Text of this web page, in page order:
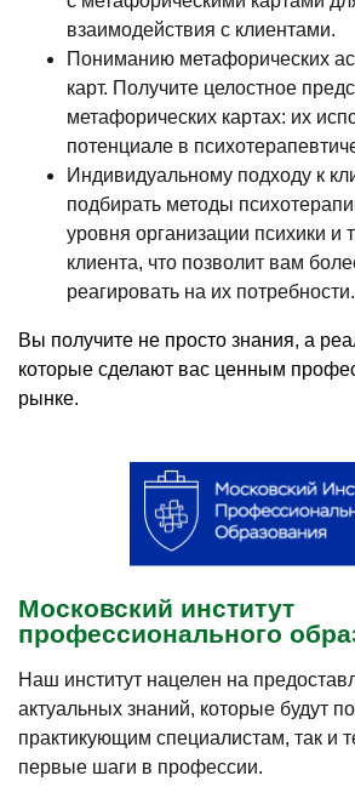
взаимодействия с клиентами.
Пониманию метафорических
карт. Получите целостное
метафорических картах: их
потенциале в
Индивидуальному подходу к
подбирать методы
уровня организации психики и
клиента, что позволит вам
реагировать на их потребности.
Вы получите не просто знания, а
которые сделают вас ценным
рынке.
Московский институт
профессионального
Наш институт нацелен на
актуальных знаний, которые будут
практикующим специалистам, так и
первые шаги в профессии.